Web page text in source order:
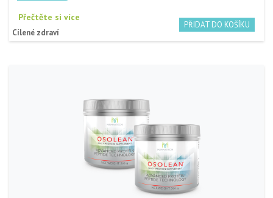
Přečtěte si více
Cílené zdraví